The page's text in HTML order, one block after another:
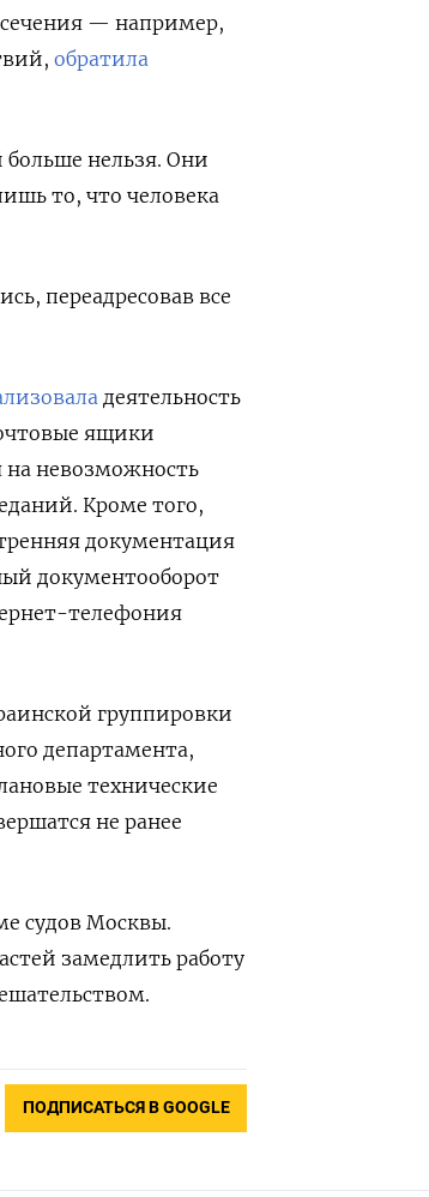
— например,
обратила
нельзя. Они
то, что человека
переадресовав все
деятельность
ящики
на невозможность
Кроме того,
документация
документооборот
телефония
группировки
департамента,
технические
не ранее
судов Москвы.
замедлить работу
ПОДПИСАТЬСЯ В GOOGLE